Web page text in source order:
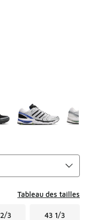
Tableau des tailles
3 43 1/3